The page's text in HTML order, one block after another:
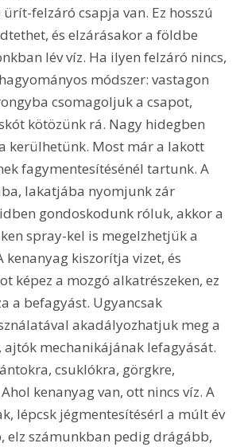
felzáró csapja van. Ez hosszú
és elzárásakor a földbe
lév víz. Ha ilyen felzáró nincs,
módszer: vastagon
csomagoljuk a csapot,
kötözünk rá. Nagy hidegben
kerülhetünk. Most már a lakott
fagymentesítésénél tartunk. A
lakatjába nyomjunk zár
gondoskodunk róluk, akkor a
spray-kel is megelzhetjük a
kenanyag kiszorítja vizet, és
képez a mozgó alkatrészeken, ez
a befagyást. Ugyancsak
akadályozhatjuk meg a
mechanikájának lefagyását.
csuklókra, görgkre,
kenanyag van, ott nincs víz. A
lépcsk jégmentesítésérl a múlt év
elz számunkban pedig drágább,